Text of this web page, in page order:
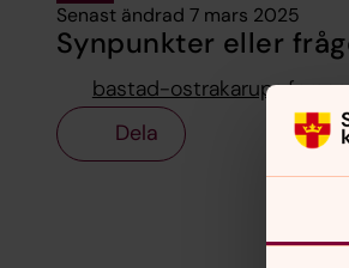
Senast ändrad 7 mars 2025
Synpunkter eller
bastad-
Dela